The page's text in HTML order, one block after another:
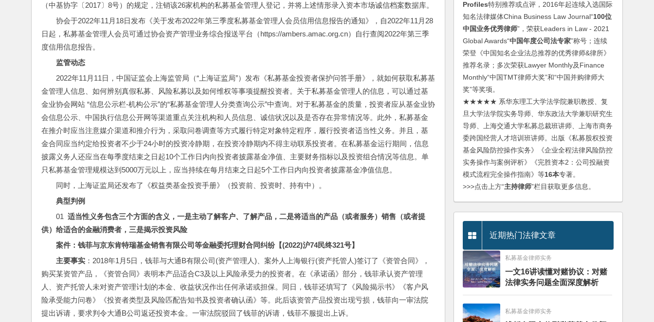
（中基协字〔2017〕8号）的规定，注销该26家机构的私募基金管理人登记，并将上述情形录入资本市场诚信档案数据库。
协会于2022年11月18日发布《关于发布2022年第三季度私募基金管理人会员信用信息报告的通知》，自2022年11月28
日起，私募基金管理人会员可通过协会资产管理业务综合报送平台（https://ambers.amac.org.cn）自行查阅2022年第三季
度信用信息报告。
监管动态
2022年11月11日，中国证监会上海监管局（“上海证监局”）发布《私募基金投资者保护问答手册》，就如何获取私募基
金管理人信息、如何辨别真假私募、风险私募以及如何维权等事项提醒投资者。关于私募基金管理人的信息，可以通过基
金业协会网站 “信息公示栏-机构公示”的“私募基金管理人分类查询公示”中查询。对于私募基金的质量，投资者应从基金业协
会信息公示、中国执行信息公开网等渠道重点关注机构和人员信息、诚信状况以及是否存在异常情况等。此外，私募基金
在推介时应当注意媒介渠道和推介行为，采取问卷调查等方式履行特定对象特定程序，履行投资者适当性义务。并且，基
金合同应当约定给投资者不少于24小时的投资冷静期，在投资冷静期内不得主动联系投资者。在私募基金运行期间，信息
披露义务人还应当在每季度结束之日起10个工作日内向投资者披露基金净值、主要财务指标以及投资组合情况等信息。单
只私募基金管理规模达到5000万元以上，应当持续在每月结束之日起5个工作日内向投资者披露基金净值信息。
同时，上海证监局还发布了《权益类基金投资手册》（投资前、投资时、持有中）。
典型判例
01 适当性义务包含三个方面的含义，一是主动了解客户、了解产品，二是将适当的产品（或者服务）销售（或者提
供）给适合的金融消费者，三是揭示投资风险
案件：钱菲与京东肯特瑞基金销售有限公司等金融委托理财合同纠纷【(2022)沪74民终321号】
主要事实 ：2018年1月5日，钱菲与大通B有限公司(资产管理人)、案外人上海银行(资产托管人)签订了《资管合同》，
购买某资管产品，《资管合同》表明本产品适合C3及以上风险承受力的投资者。在《承诺函》部分，钱菲承认资产管理
人、资产托管人未对资产管理计划的本金、收益状况作出任何承诺或担保。同日，钱菲还填写了《风险揭示书》《客户风
险承受能力问卷》《投资者类型及风险匹配告知书及投资者确认函》等。此后该资管产品投资出现亏损，钱菲向一审法院
提出诉请，要求判令大通B公司返还投资本金。一审法院驳回了钱菲的诉请，钱菲不服提出上诉。
Profiles特别推荐或点评，2016年起连续入选国际
知名法律媒体China Business Law Journal“100位
中国业务优秀律师”，荣获Leaders in Law - 2021
Global Awards“中国年度公司法专家”称号；连续
荣登《中国知名企业法总推荐的优秀律师&律所》
推荐名录；多次荣获Lawyer Monthly及Finance
Monthly“中国TMT律师大奖”和“中国并购律师大
奖”等奖项。
★★★★★ 系华东理工大学法学院兼职教授、复
旦大学法学院实务导师、华东政法大学兼职研究生
导师、上海交通大学私募总裁班讲师、上海市商务
委跨国经营人才培训班讲师。出版《私募股权投资
基金风险防控操作实务》《企业全程法律风险防控
实务操作与案例评析》《完胜资本2：公司投融资
模式流程完全操作指南》等16本专著。
>>>点击上方“主持律师”栏目获取更多信息。
近期热门法律文章
私募基金律师实务
一文16讲读懂对赌协议：对赌
法律实务问题全面深度解析
私募基金律师实务